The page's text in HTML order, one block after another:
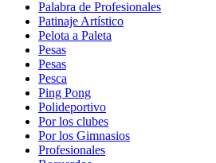
Palabra de Profesionales
Patinaje Artístico
Pelota a Paleta
Pesas
Pesas
Pesca
Ping Pong
Polideportivo
Por los clubes
Por los Gimnasios
Profesionales